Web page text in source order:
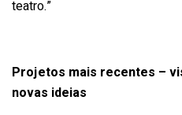
teatro.”
Projetos mais recentes –
novas ideias